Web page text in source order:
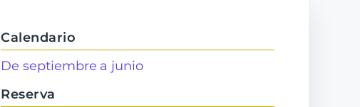
Calendario
De septiembre a junio
Reserva